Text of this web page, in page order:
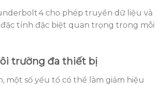
4 cho phép truyền dữ liệu và
tính đặc biệt quan trọng trong môi
trường đa thiết bị
số yếu tố có thể làm giảm hiệu